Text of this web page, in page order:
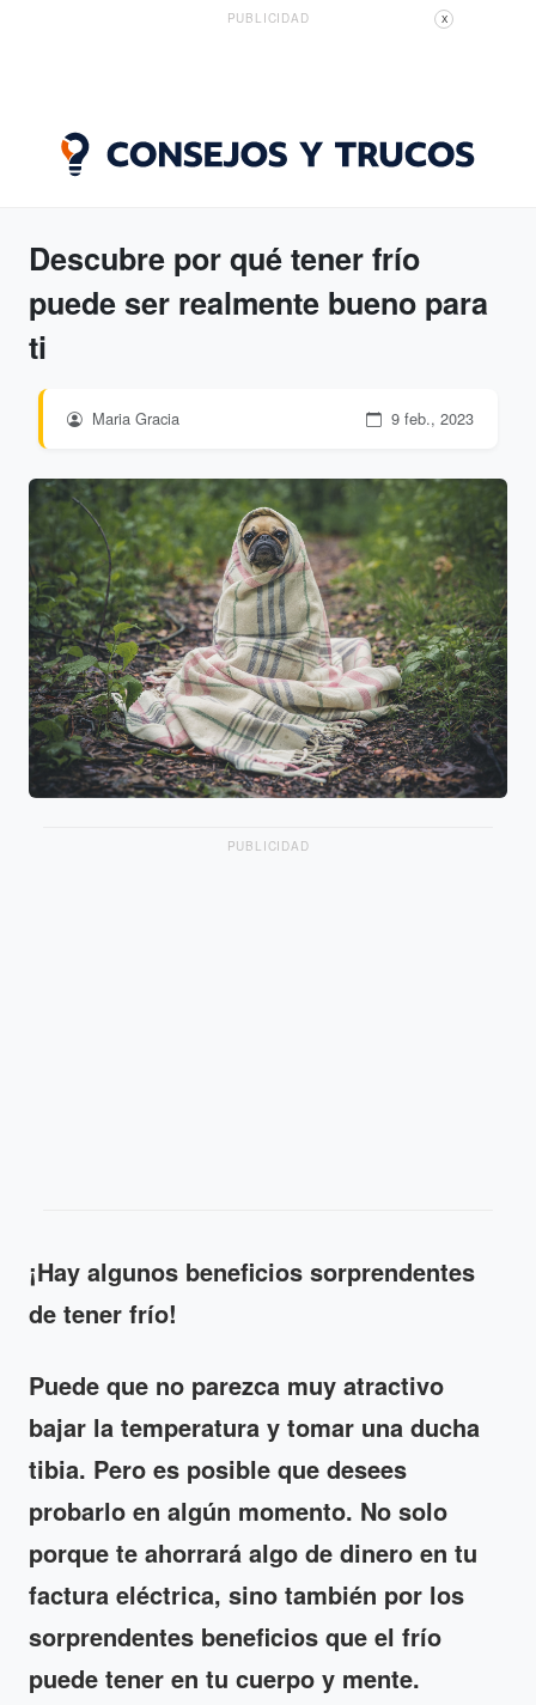
PUBLICIDAD X
Descubre por qué tener frío
puede ser realmente bueno para
ti
Maria Gracia 9 feb., 2023
PUBLICIDAD
¡Hay algunos beneficios sorprendentes
de tener frío!
Puede que no parezca muy atractivo
bajar la temperatura y tomar una ducha
tibia. Pero es posible que desees
probarlo en algún momento. No solo
porque te ahorrará algo de dinero en tu
factura eléctrica, sino también por los
sorprendentes beneficios que el frío
puede tener en tu cuerpo y mente.